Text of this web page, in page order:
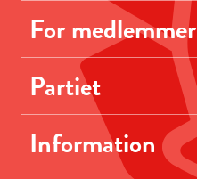
For medlemmer
Partiet
Information